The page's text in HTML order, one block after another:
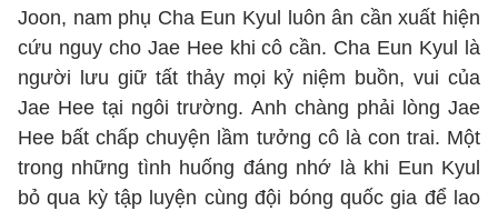
Joon, nam phụ Cha Eun Kyul luôn ân cần xuất hiện
cứu nguy cho Jae Hee khi cô cần. Cha Eun Kyul là
người lưu giữ tất thảy mọi kỷ niệm buồn, vui của
Jae Hee tại ngôi trường. Anh chàng phải lòng Jae
Hee bất chấp chuyện lầm tưởng cô là con trai. Một
trong những tình huống đáng nhớ là khi Eun Kyul
bỏ qua kỳ tập luyện cùng đội bóng quốc gia để lao